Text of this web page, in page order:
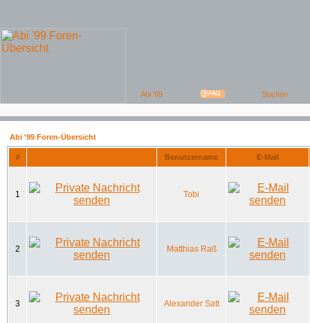
Abi '99 Foren-Übersicht
# Benutzername E-Mail
1 Tobi
2 Matthias Raß
3 Alexander Satt